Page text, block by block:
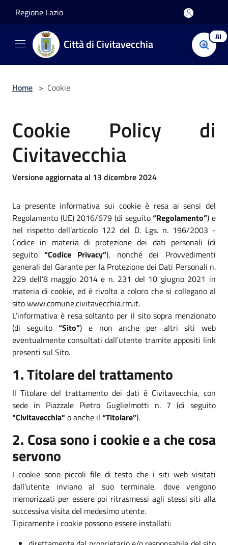
Regione Lazio
Città di Civitavecchia AI
Home > Cookie
Cookie Policy di
Civitavecchia
Versione aggiornata al 13 dicembre 2024
La presente informativa sui cookie è resa ai sensi del
Regolamento (UE) 2016/679 (di seguito“Regolamento”) e
nel rispetto dell’articolo 122 del D. Lgs. n. 196/2003 -
Codice in materia di protezione dei dati personali (di
seguito “Codice Privacy”), nonché dei Provvedimenti
generali del Garante per la Protezione dei Dati Personali n.
229 dell’8 maggio 2014 e n. 231 del 10 giugno 2021 in
materia di cookie, ed è rivolta a coloro che si collegano al
sito www.comune.civitavecchia.rm.it.
L’informativa è resa soltanto per il sito sopra menzionato
(di seguito“Sito”) e non anche per altri siti web
eventualmente consultati dall’utente tramite appositi link
presenti sul Sito.
1. Titolare del trattamento
Il Titolare del trattamento dei dati è Civitavecchia, con
sede in Piazzale Pietro Guglielmotti n. 7 (di seguito
"Civitavecchia" o anche il “Titolare”).
2. Cosa sono i cookie e a che cosa
servono
I cookie sono piccoli file di testo che i siti web visitati
dall’utente inviano al suo terminale, dove vengono
memorizzati per essere poi ritrasmessi agli stessi siti alla
successiva visita del medesimo utente.
Tipicamente i cookie possono essere installati: